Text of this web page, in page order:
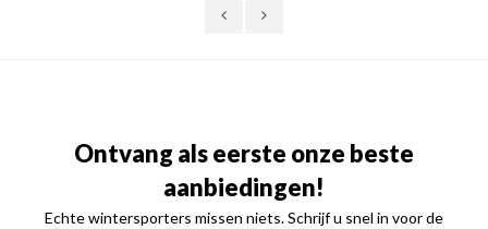
Ontvang als eerste onze beste
aanbiedingen!
Echte wintersporters missen niets. Schrijf u snel in voor de